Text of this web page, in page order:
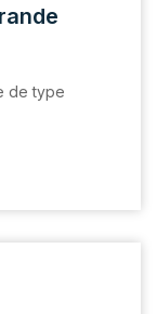
de type